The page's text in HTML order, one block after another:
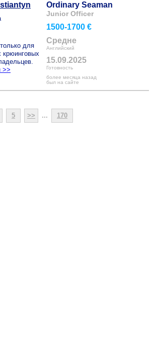
для
крюинговых
>>
Ordinary Seaman
Junior Officer
1500-1700 €
Средне
Английский
15.09.2025
Готовность
более месяца назад
был на сайте
5 >> ... 170